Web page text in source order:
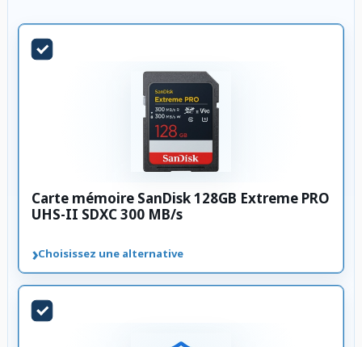
Carte mémoire SanDisk 128GB Extreme PRO
UHS-II SDXC 300 MB/s
›Choisissez une alternative